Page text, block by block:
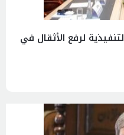
لرفع الأثقال في